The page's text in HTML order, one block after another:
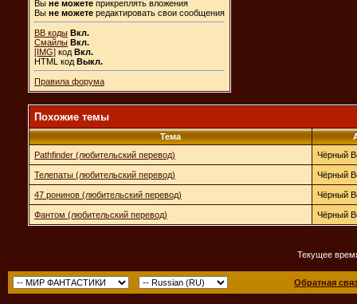
Вы не можете прикреплять вложения
Вы не можете редактировать свои сообщения
BB коды Вкл.
Смайлы Вкл.
[IMG] код Вкл.
HTML код Выкл.
Правила форума
Похожие темы
Тема
Pathfinder (любительский перевод)
Чёрный
Телепаты (любительский перевод) Чёрный
47 ронинов (любительский перевод) Чёрный
Фантом (любительский перевод) Чёрный
Текущее
Обратная